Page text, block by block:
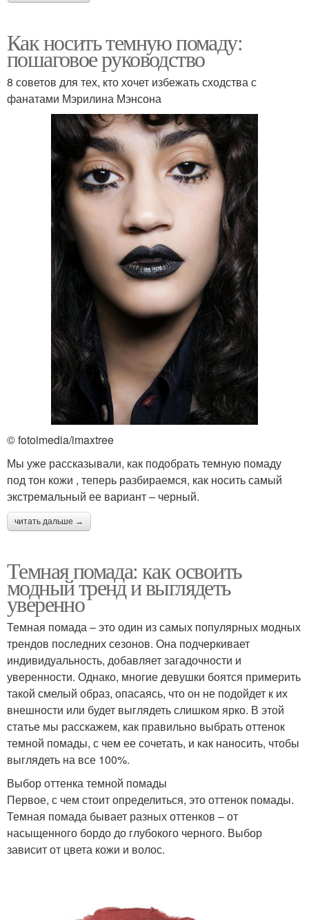
Как носить темную помаду:
пошаговое руководство
8 советов для тех, кто хочет избежать сходства с
фанатами Мэрилина Мэнсона
© fotoimedia/imaxtree
Мы уже рассказывали, как подобрать темную помаду
под тон кожи , теперь разбираемся, как носить самый
экстремальный ее вариант – черный.
читать дальше →
Темная помада: как освоить
модный тренд и выглядеть
уверенно
Темная помада – это один из самых популярных модных
трендов последних сезонов. Она подчеркивает
индивидуальность, добавляет загадочности и
уверенности. Однако, многие девушки боятся примерить
такой смелый образ, опасаясь, что он не подойдет к их
внешности или будет выглядеть слишком ярко. В этой
статье мы расскажем, как правильно выбрать оттенок
темной помады, с чем ее сочетать, и как наносить, чтобы
выглядеть на все 100%.
Выбор оттенка темной помады
Первое, с чем стоит определиться, это оттенок помады.
Темная помада бывает разных оттенков – от
насыщенного бордо до глубокого черного. Выбор
зависит от цвета кожи и волос.